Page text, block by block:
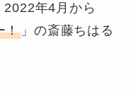
年4月から
！ 」の斎藤ちはる